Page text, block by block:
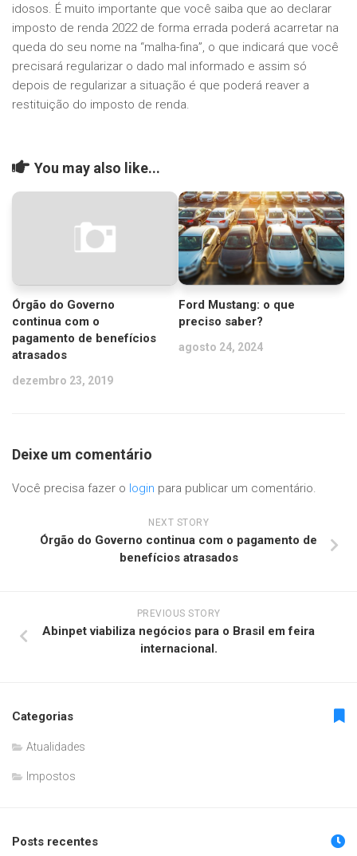
idosos. É muito importante que você saiba que ao declarar
imposto de renda 2022 de forma errada poderá acarretar na
queda do seu nome na “malha-fina”, o que indicará que você
precisará regularizar o dado mal informado e assim só
depois de regularizar a situação é que poderá reaver a
restituição do imposto de renda.
You may also like...
Órgão do Governo
continua com o
pagamento de benefícios
atrasados
dezembro 23, 2019
Ford Mustang: o que
preciso saber?
agosto 24, 2024
Deixe um comentário
Você precisa fazer o login para publicar um comentário.
NEXT STORY
Órgão do Governo continua com o pagamento de
benefícios atrasados
PREVIOUS STORY
Abinpet viabiliza negócios para o Brasil em feira
internacional.
Categorias
Atualidades
Impostos
Posts recentes